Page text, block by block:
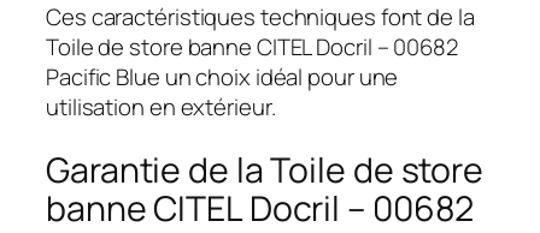
Ces caractéristiques techniques font de la
Toile de store banne CITEL Docril – 00682
Pacific Blue un choix idéal pour une
utilisation en extérieur.
Garantie de la Toile de store
banne CITEL Docril – 00682